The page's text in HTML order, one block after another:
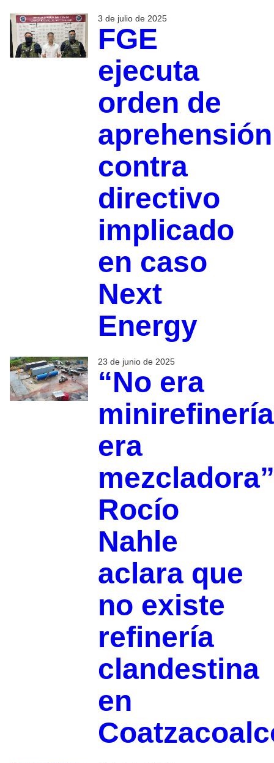
3 de julio de 2025
FGE
ejecuta
orden de
aprehensión
contra
directivo
implicado
en caso
Next
Energy
23 de junio de 2025
“No era
era
Rocío
Nahle
aclara que
no existe
refinería
clandestina
en